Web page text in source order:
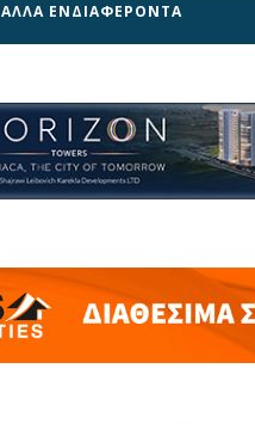
ΑΛΛΑ ΕΝΔΙΑΦΕΡΟΝΤΑ